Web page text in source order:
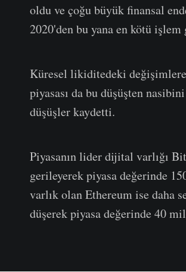
oldu ve çoğu büyük finansal
2020'den bu yana en kötü işlem
Küresel likiditedeki
piyasası da bu düşüşten
düşüşler kaydetti.
Piyasanın lider dijital varlığı
gerileyerek piyasa değerinde
varlık olan Ethereum ise daha
düşerek piyasa değerinde 40